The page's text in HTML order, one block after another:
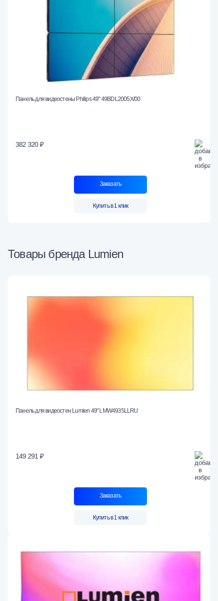
Панель для видеостены Philips 49" 49BDL2005X/00
382 320 ₽
Заказать
Купить в 1 клик
Товары бренда Lumien
Панель для видеостен Lumien 49" LMW4935LLRU
149 291 ₽
Заказать
Купить в 1 клик